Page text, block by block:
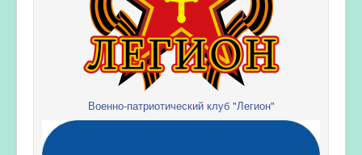
Военно-патриотический клуб "Легион"